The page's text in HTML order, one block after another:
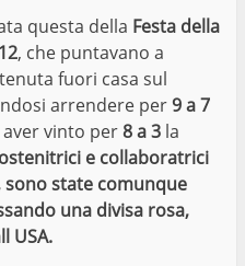
questa della Festa della
, che puntavano a
fuori casa sul
arrendere per9 a 7
vinto per8 a 3 la
e collaboratrici
sono state comunque
una divisa rosa,
USA.